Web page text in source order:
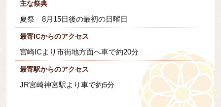
主な祭典
夏祭 8月15日後の最初の日曜日
最寄ICからのアクセス
宮崎ICより市街地方面へ車で約20分
最寄駅からのアクセス
JR宮崎神宮駅より車で約5分